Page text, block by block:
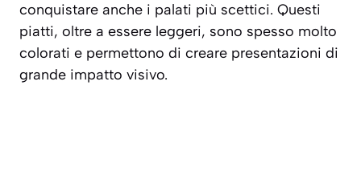
conquistare anche i palati più scettici. Questi
piatti, oltre a essere leggeri, sono spesso molto
colorati e permettono di creare presentazioni di
grande impatto visivo.